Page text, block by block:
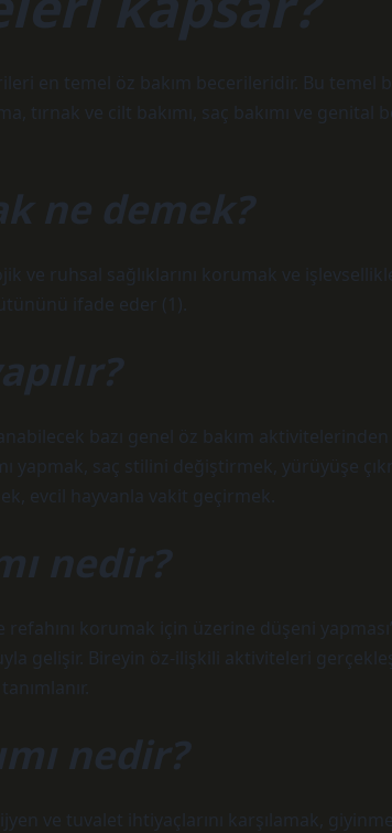
en temel öz bakım becerileridir. Bu temel
tırnak ve cilt bakımı, saç bakımı ve genital
ne demek?
ve ruhsal sağlıklarını korumak ve
ifade eder (1).
bazı genel öz bakım
yapmak, saç stilini değiştirmek, yürüyüşe
evcil hayvanla vakit geçirmek.
nedir?
refahını korumak için üzerine düşeni
gelişir. Bireyin öz-ilişkili aktiviteleri
nedir?
ve tuvalet ihtiyaçlarını karşılamak,